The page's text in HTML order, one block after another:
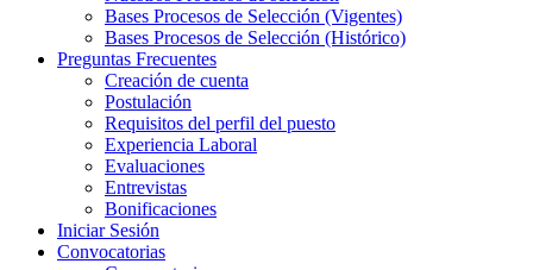
Bases Procesos de Selección (Vigentes)
Bases Procesos de Selección (Histórico)
Preguntas Frecuentes
Creación de cuenta
Postulación
Requisitos del perfil del puesto
Experiencia Laboral
Evaluaciones
Entrevistas
Bonificaciones
Iniciar Sesión
Convocatorias